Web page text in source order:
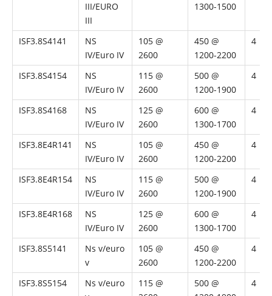
III/EURO
III
1300-1500
ISF3.8S4141
NS
IV/Euro IV
105 @
2600
450 @
1200-2200
4
ISF3.8S4154
NS
IV/Euro IV
115 @
2600
500 @
1200-1900
4
ISF3.8S4168
NS
IV/Euro IV
125 @
2600
600 @
1300-1700
4
ISF3.8E4R141
NS
IV/Euro IV
105 @
2600
450 @
1200-2200
4
ISF3.8E4R154
NS
IV/Euro IV
115 @
2600
500 @
1200-1900
4
ISF3.8E4R168
NS
IV/Euro IV
125 @
2600
600 @
1300-1700
4
ISF3.8S5141
Ns v/euro
v
105 @
2600
450 @
1200-2200
4
ISF3.8S5154
Ns v/euro
115 @
500 @
4